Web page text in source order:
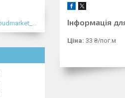
Інформація
Ціна: 33 ₴/пог.м